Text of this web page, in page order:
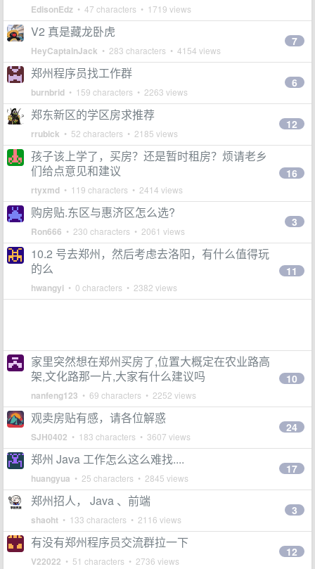
EdisonEdz • 47 characters • 1719 views
V2 真是藏龙卧虎
HeyCaptainJack • 283 characters • 4154 views
7
郑州程序员找工作群
burnbrid • 159 characters • 2263 views
6
郑东新区的学区房求推荐
rrubick • 52 characters • 2185 views
12
孩子该上学了，买房？还是暂时租房？烦请老乡
们给点意见和建议
rtyxmd • 119 characters • 2414 views
16
购房贴.东区与惠济区怎么选?
Ron666 • 230 characters • 2061 views
3
10.2 号去郑州，然后考虑去洛阳，有什么值得玩
的么
hwangyi • 0 characters • 2382 views
11
家里突然想在郑州买房了,位置大概定在农业路高
架,文化路那一片,大家有什么建议吗
nanfeng123 • 69 characters • 2252 views
10
观卖房贴有感，请各位解惑
SJH0402 • 183 characters • 3607 views
24
郑州 Java 工作怎么这么难找....
huangyua • 25 characters • 2845 views
17
郑州招人， Java 、前端
shaoht • 133 characters • 2116 views
3
有没有郑州程序员交流群拉一下
V22022 • 51 characters • 2736 views
12